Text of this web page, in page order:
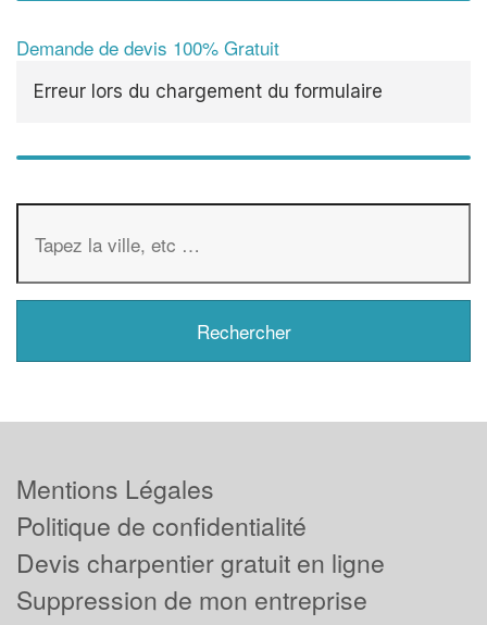
Demande de devis 100% Gratuit
Erreur lors du chargement du formulaire
Mentions Légales
Politique de confidentialité
Devis charpentier gratuit en ligne
Suppression de mon entreprise